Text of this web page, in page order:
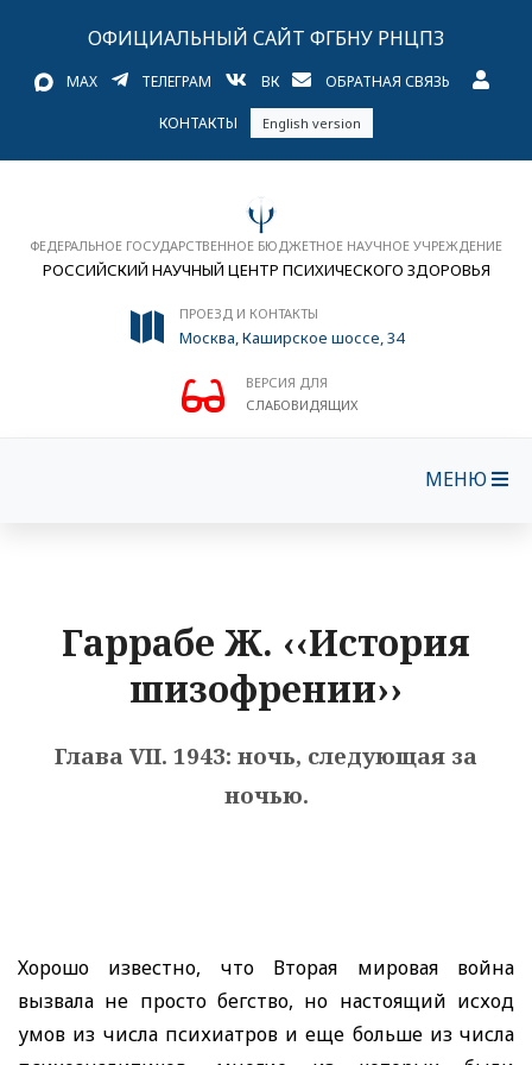
ОФИЦИАЛЬНЫЙ САЙТ ФГБНУ РНЦПЗ
MAX ТЕЛЕГРАМ ВК ОБРАТНАЯ СВЯЗЬ
КОНТАКТЫ English version
ФЕДЕРАЛЬНОЕ ГОСУДАРСТВЕННОЕ БЮДЖЕТНОЕ НАУЧНОЕ УЧРЕЖДЕНИЕ
РОССИЙСКИЙ НАУЧНЫЙ ЦЕНТР ПСИХИЧЕСКОГО ЗДОРОВЬЯ
ПРОЕЗД И КОНТАКТЫ
Москва, Каширское шоссе, 34
ВЕРСИЯ ДЛЯ
СЛАБОВИДЯЩИХ
МЕНЮ
Гаррабе Ж. ‹‹История
шизофрении››
Глава VII. 1943: ночь, следующая за
ночью.
Хорошо известно, что Вторая мировая война
вызвала не просто бегство, но настоящий исход
умов из числа психиатров и еще больше из числа